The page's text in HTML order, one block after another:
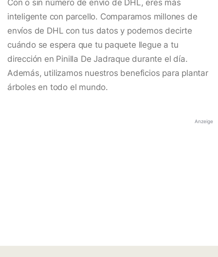
Con o sin número de envío de DHL, eres más
inteligente con parcello. Comparamos millones de
envíos de DHL con tus datos y podemos decirte
cuándo se espera que tu paquete llegue a tu
dirección en Pinilla De Jadraque durante el día.
Además, utilizamos nuestros beneficios para plantar
árboles en todo el mundo.
Anzeige